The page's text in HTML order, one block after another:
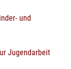
und
Jugendarbeit